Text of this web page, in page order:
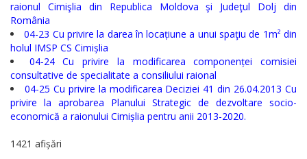
etică
a
funcționarilor
publici
Linia
instituțională
raionul Cimişlia din Republica Moldova şi Judeţul Dolj din
România
04-23 Cu privire la darea în locațiune a unui spaţiu de 1m² din
holul IMSP CS Cimișlia
04-24 Cu privire la modificarea componenței comisiei
consultative de specialitate a consiliului raional
04-25 Cu privire la modificarea Deciziei 41 din 26.04.2013 Cu
privire la aprobarea Planului Strategic de dezvoltare socio-
economică a raionului Cimișlia pentru anii 2013-2020.
1421 afișări